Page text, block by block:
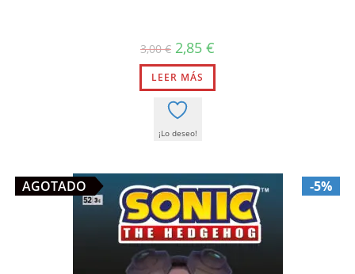
3,00€ El
precio
original
era:
3,00 €.
2,85 €
actual
2,85 €.
LEER MÁS
¡Lo deseo!
-5%
AGOTADO